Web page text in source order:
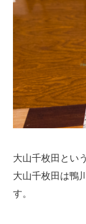
大山千枚田とい
大山千枚田は鴨
す。